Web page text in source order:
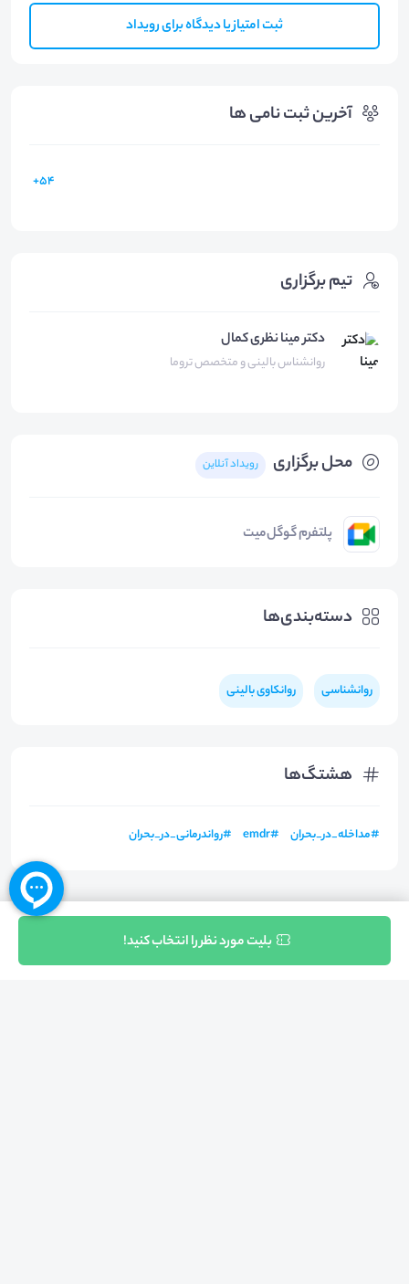
ثبت امتیاز یا دیدگاه برای رویداد
آخرین ثبت نامی ها
54+
محل برگزاری رویداد آنلاین
پلتفرم گوگل‌میت
دسته‌بندی‌ها
روانشناسی روانکاوی بالینی
هشتگ‌ها
#مداخله_در_بحران #
emdr
#رواندرمانی_در_بحران
تیم برگزاری
دکتر مینا نظری کمال
روانشناس بالینی و متخصص تروما
بلیت مورد نظر را انتخاب کنید!